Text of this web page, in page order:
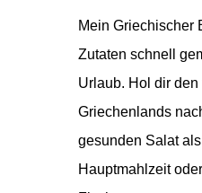
Mein Griechischer
Zutaten schnell
Urlaub. Hol dir
Griechenlands
gesunden Salat
Hauptmahlzeit